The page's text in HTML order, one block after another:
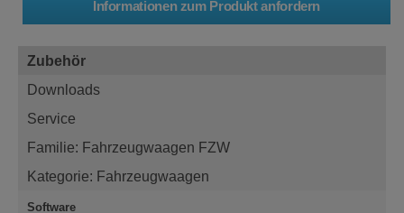
Zubehör
Downloads
Service
Familie: Fahrzeugwaagen FZW
Kategorie: Fahrzeugwaagen
Software